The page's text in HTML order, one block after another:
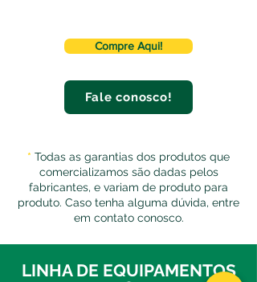
Compre Aqui!
Fale conosco!
* Todas as garantias dos produtos que
comercializamos são dadas pelos
fabricantes, e variam de produto para
produto. Caso tenha alguma dúvida, entre
em contato conosco.
LINHA DE EQUIPAMENTOS